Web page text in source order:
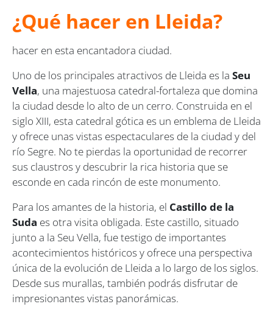
¿Qué hacer en Lleida?
hacer en esta encantadora ciudad.
Uno de los principales atractivos de Lleida es la Seu
Vella, una majestuosa catedral-fortaleza que domina
la ciudad desde lo alto de un cerro. Construida en el
siglo XIII, esta catedral gótica es un emblema de Lleida
y ofrece unas vistas espectaculares de la ciudad y del
río Segre. No te pierdas la oportunidad de recorrer
sus claustros y descubrir la rica historia que se
esconde en cada rincón de este monumento.
Para los amantes de la historia, el Castillo de la
Suda es otra visita obligada. Este castillo, situado
junto a la Seu Vella, fue testigo de importantes
acontecimientos históricos y ofrece una perspectiva
única de la evolución de Lleida a lo largo de los siglos.
Desde sus murallas, también podrás disfrutar de
impresionantes vistas panorámicas.